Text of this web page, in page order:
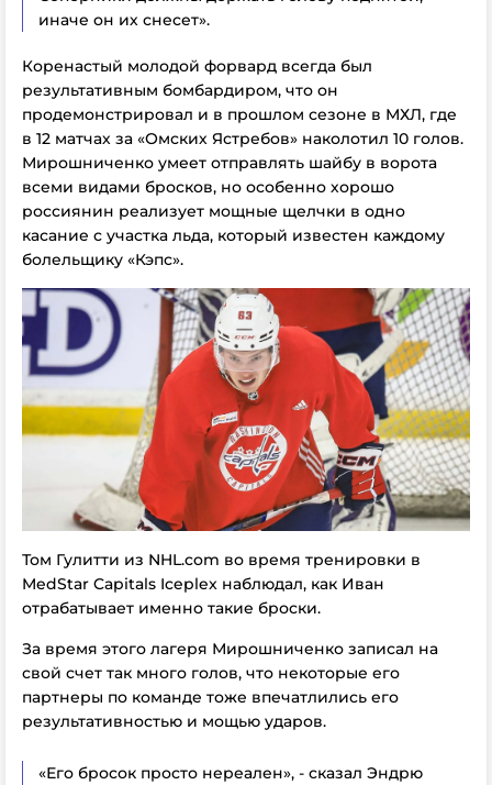
иначе он их снесет».
Коренастый молодой форвард всегда был
результативным бомбардиром, что он
продемонстрировал и в прошлом сезоне в МХЛ, где
в 12 матчах за «Омских Ястребов» наколотил 10 голов.
Мирошниченко умеет отправлять шайбу в ворота
всеми видами бросков, но особенно хорошо
россиянин реализует мощные щелчки в одно
касание с участка льда, который известен каждому
болельщику «Кэпс».
Том Гулитти из NHL.com во время тренировки в
MedStar Capitals Iceplex наблюдал, как Иван
отрабатывает именно такие броски.
За время этого лагеря Мирошниченко записал на
свой счет так много голов, что некоторые его
партнеры по команде тоже впечатлились его
результативностью и мощью ударов.
«Его бросок просто нереален», - сказал Эндрю